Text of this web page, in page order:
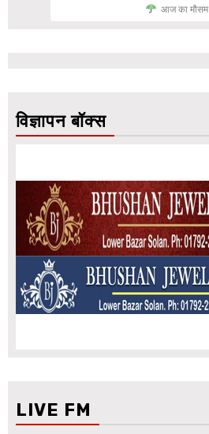
आज का मौसम
विज्ञापन बॉक्स
LIVE FM